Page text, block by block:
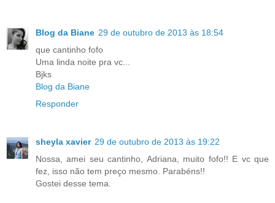
Blog da Biane 29 de outubro de 2013 às 18:54
que cantinho fofo
Uma linda noite pra vc...
Bjks
Blog da Biane
Responder
sheyla xavier 29 de outubro de 2013 às 19:22
Nossa, amei seu cantinho, Adriana, muito fofo!! E vc que
fez, isso não tem preço mesmo. Parabéns!!
Gostei desse tema.